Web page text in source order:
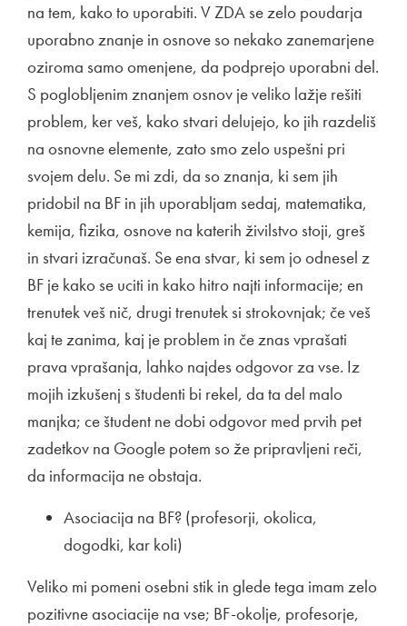
na tem, kako to uporabiti. V ZDA se zelo poudarja
uporabno znanje in osnove so nekako zanemarjene
oziroma samo omenjene, da podprejo uporabni del.
S poglobljenim znanjem osnov je veliko lažje rešiti
problem, ker veš, kako stvari delujejo, ko jih razdeliš
na osnovne elemente, zato smo zelo uspešni pri
svojem delu. Se mi zdi, da so znanja, ki sem jih
pridobil na BF in jih uporabljam sedaj, matematika,
kemija, fizika, osnove na katerih živilstvo stoji, greš
in stvari izračunaš. Se ena stvar, ki sem jo odnesel z
BF je kako se uciti in kako hitro najti informacije; en
trenutek veš nič, drugi trenutek si strokovnjak; če veš
kaj te zanima, kaj je problem in če znas vprašati
prava vprašanja, lahko najdes odgovor za vse. Iz
mojih izkušenj s študenti bi rekel, da ta del malo
manjka; ce študent ne dobi odgovor med prvih pet
zadetkov na Google potem so že pripravljeni reči,
da informacija ne obstaja.
Asociacija na BF? (profesorji, okolica,
dogodki, kar koli)
Veliko mi pomeni osebni stik in glede tega imam zelo
pozitivne asociacije na vse; BF-okolje, profesorje,